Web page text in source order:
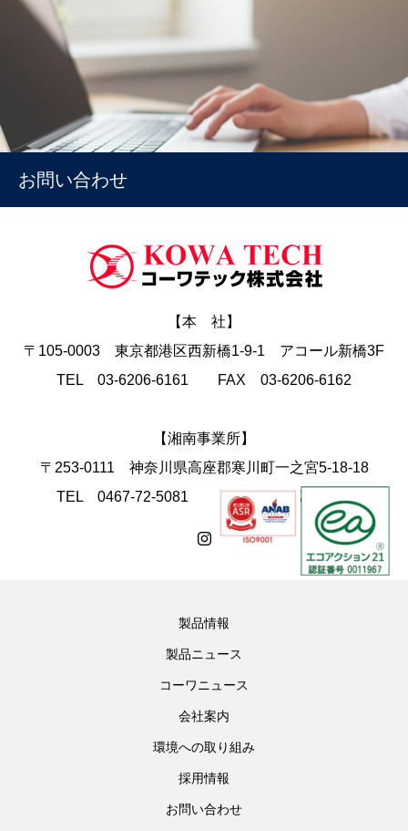
お問い合わせ
【本 社】
〒105-0003 東京都港区西新橋1-9-1 アコール新橋3F
TEL 03-6206-6161 FAX 03-6206-6162
【湘南事業所】
〒253-0111 神奈川県高座郡寒川町一之宮5-18-18
TEL 0467-72-5081 FAX 0467-74-4168
製品情報
製品ニュース
コーワニュース
会社案内
環境への取り組み
採用情報
お問い合わせ